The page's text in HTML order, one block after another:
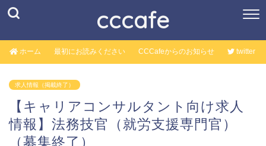
cccafe
ホーム 最初にお読みください CCCafeからのお知らせ twitter
求人情報（掲載終了）
【キャリアコンサルタント向け求人
情報】法務技官（就労支援専門官）
（募集終了）